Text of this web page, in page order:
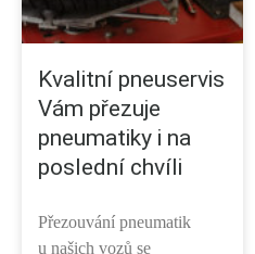
Kvalitní pneuservis
Vám přezuje
pneumatiky i na
poslední chvíli
Přezouvání pneumatik
u našich vozů se